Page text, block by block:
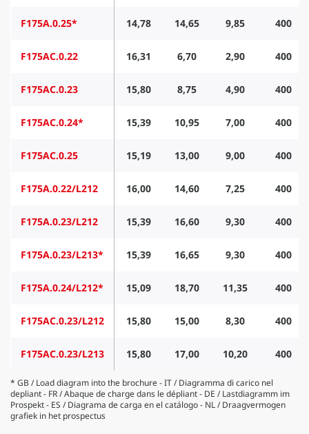
F175A.0.25* 14,78 14,65 9,85 400
F175AC.0.22 16,31 6,70 2,90 400
F175AC.0.23 15,80 8,75 4,90 400
F175AC.0.24* 15,39 10,95 7,00 400
F175AC.0.25 15,19 13,00 9,00 400
F175A.0.22/L212 16,00 14,60 7,25 400
F175A.0.23/L212 15,39 16,60 9,30 400
F175A.0.23/L213* 15,39 16,65 9,30 400
F175A.0.24/L212* 15,09 18,70 11,35 400
F175AC.0.23/L212 15,80 15,00 8,30 400
F175AC.0.23/L213 15,80 17,00 10,20 400
* GB / Load diagram into the brochure - IT / Diagramma di carico nel
depliant - FR / Abaque de charge dans le dépliant - DE / Lastdiagramm im
Prospekt - ES / Diagrama de carga en el catálogo - NL / Draagvermogen
grafiek in het prospectus